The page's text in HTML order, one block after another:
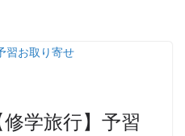
学旅行】予習